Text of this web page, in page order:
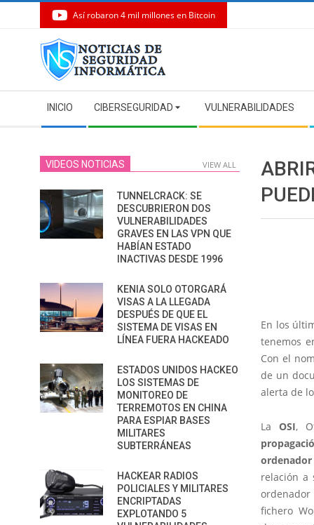
Así robaron 4 mil millones en Bitcoin
Navigation
Menu
INICIO CIBERSEGURIDAD VULNERABILIDADES
En los
tenemos
Con el
de un
alerta de
La OSI,
relación a
fichero
VIDEOS NOTICIAS VIEW ALL
TUNNELCRACK: SE
DESCUBRIERON DOS
VULNERABILIDADES
GRAVES EN LAS VPN QUE
HABÍAN ESTADO
INACTIVAS DESDE 1996
KENIA SOLO OTORGARÁ
VISAS A LA LLEGADA
DESPUÉS DE QUE EL
SISTEMA DE VISAS EN
LÍNEA FUERA HACKEADO
ESTADOS UNIDOS HACKEO
LOS SISTEMAS DE
MONITOREO DE
TERREMOTOS EN CHINA
PARA ESPIAR BASES
MILITARES
SUBTERRÁNEAS
HACKEAR RADIOS
POLICIALES Y MILITARES
ENCRIPTADAS
EXPLOTANDO 5